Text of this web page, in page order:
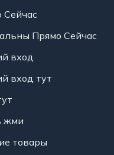
Сейчас
Прямо Сейчас
вход
вход тут
жми
товары